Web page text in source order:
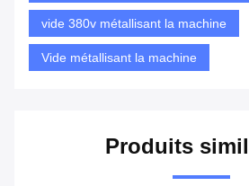
vide 380v métallisant la machine
Vide métallisant la machine
Produits